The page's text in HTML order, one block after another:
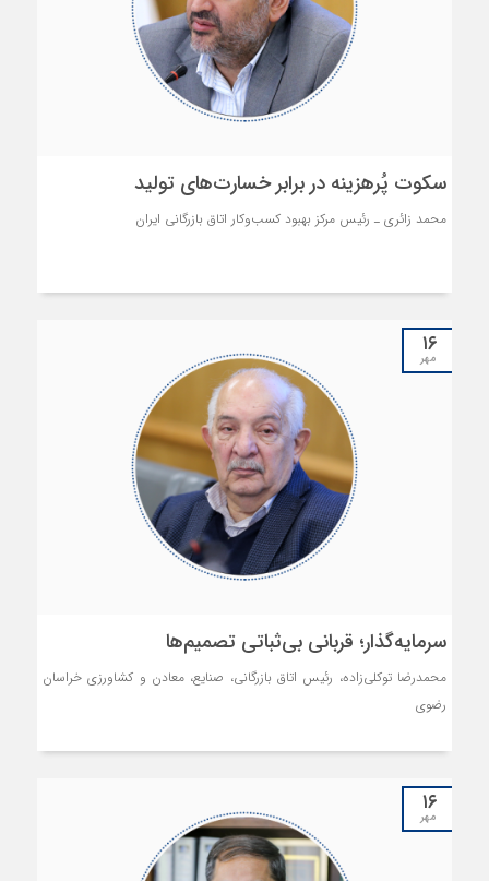
اقتصادی نیست؛ بلکه ضرورتی بنیادین در زیست مشترک جامعه است. اگر چه
انجام اقدامات خیرخواهانه از وظایف فعالین اقتصادی بوده و هست؛ اما
مسئولیت اجتماعی صرفا به «نیکوکاری» محدود نمی‌شود. بُعد مهم‌تر آن،
سازماندهی مطالبات عمومی و پیگیری حقوق شهروندان برای بهبود کیفیت
سکوت پُرهزینه در برابر خسارت‌های تولید
محمد زائری ـ رئیس مرکز بهبود کسب‌وکار اتاق بازرگانی ایران
۱۶
مهر
سرمایه‌گذار؛ قربانی بی‌ثباتی تصمیم‌ها
محمدرضا توکلی‌زاده، رئیس اتاق بازرگانی، صنایع، معادن و کشاورزی خراسان
رضوی
۱۶
مهر